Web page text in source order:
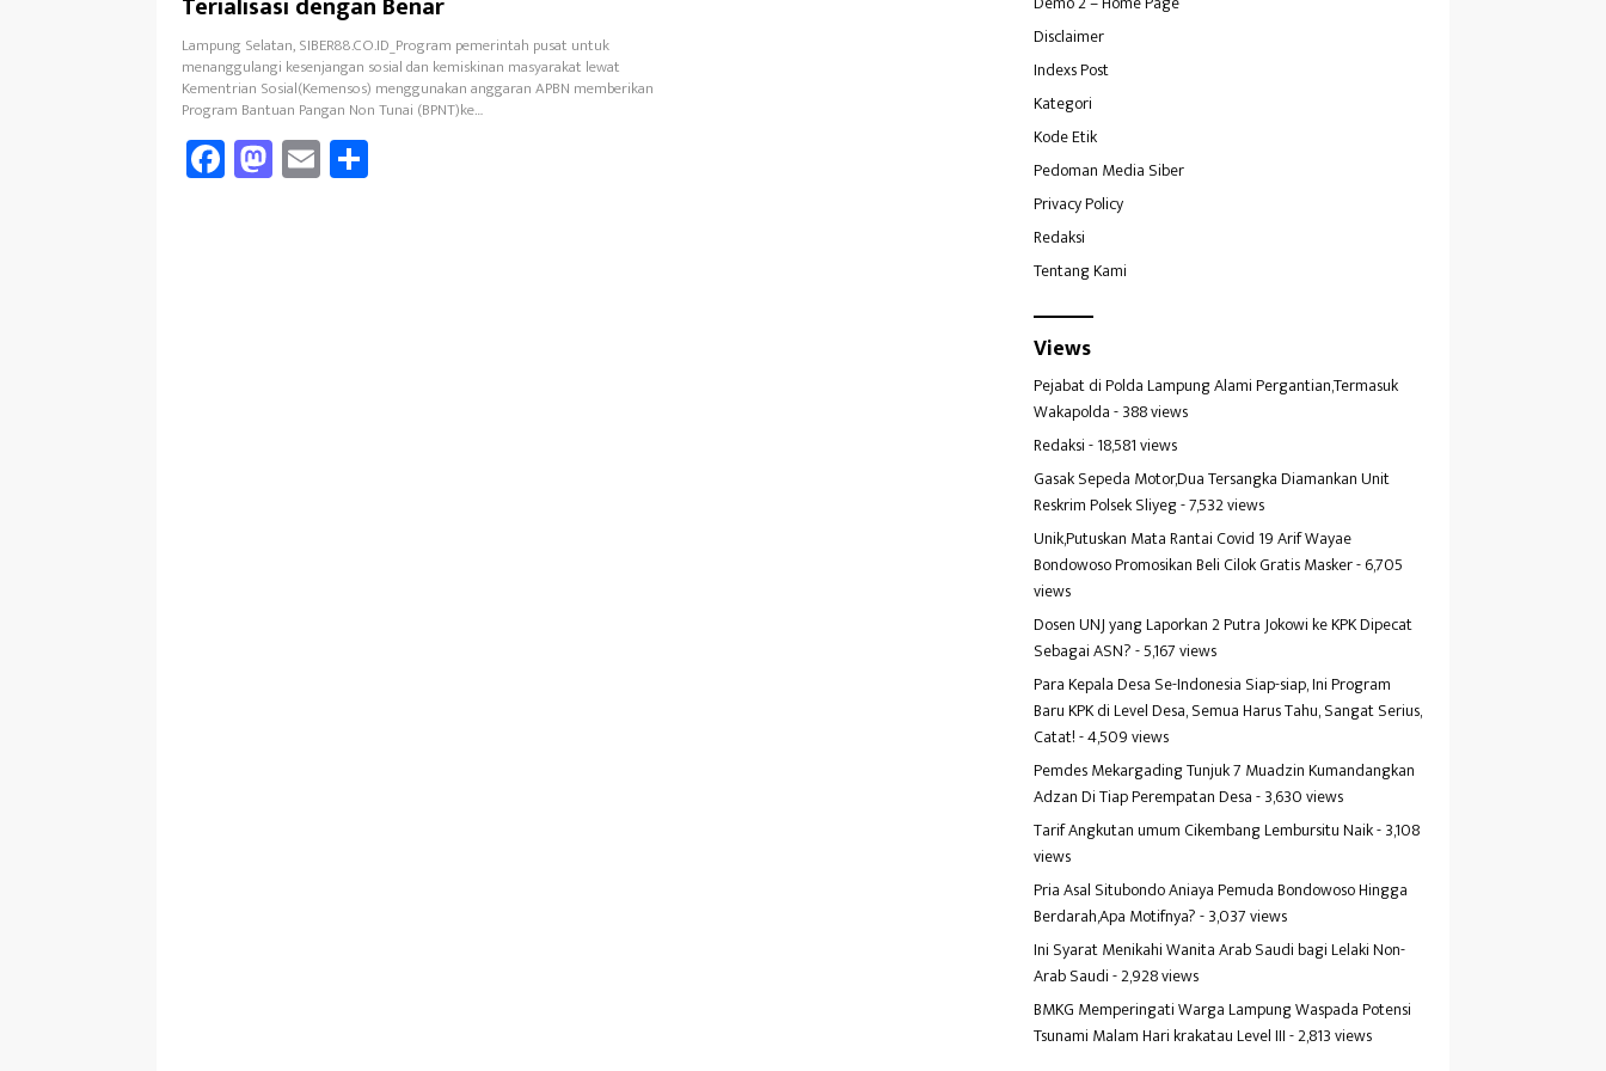
Lampung Selatan, SIBER88.CO.ID_Program pemerintah pusat untuk
menanggulangi kesenjangan sosial dan kemiskinan masyarakat lewat
Kementrian Sosial(Kemensos) menggunakan anggaran APBN memberikan
Program Bantuan Pangan Non Tunai (BPNT)ke…
Fa
ce
M
as
E
m
Disclaimer
Indexs Post
Kategori
Kode Etik
Pedoman Media Siber
Privacy Policy
Redaksi
Tentang Kami
Views
Pejabat di Polda Lampung Alami Pergantian,Termasuk
Wakapolda- 388 views
Redaksi- 18,581 views
Gasak Sepeda Motor,Dua Tersangka Diamankan Unit
Reskrim Polsek Sliyeg- 7,532 views
Unik,Putuskan Mata Rantai Covid 19 Arif Wayae
Bondowoso Promosikan Beli Cilok Gratis Masker- 6,705
views
Dosen UNJ yang Laporkan 2 Putra Jokowi ke KPK Dipecat
Sebagai ASN?- 5,167 views
Para Kepala Desa Se-Indonesia Siap-siap, Ini Program
Baru KPK di Level Desa, Semua Harus Tahu, Sangat Serius,
Catat!- 4,509 views
Pemdes Mekargading Tunjuk 7 Muadzin Kumandangkan
Adzan Di Tiap Perempatan Desa- 3,630 views
Tarif Angkutan umum Cikembang Lembursitu Naik- 3,108
views
Pria Asal Situbondo Aniaya Pemuda Bondowoso Hingga
Berdarah,Apa Motifnya?- 3,037 views
Ini Syarat Menikahi Wanita Arab Saudi bagi Lelaki Non-
Arab Saudi- 2,928 views
BMKG Memperingati Warga Lampung Waspada Potensi
Tsunami Malam Hari krakatau Level III- 2,813 views